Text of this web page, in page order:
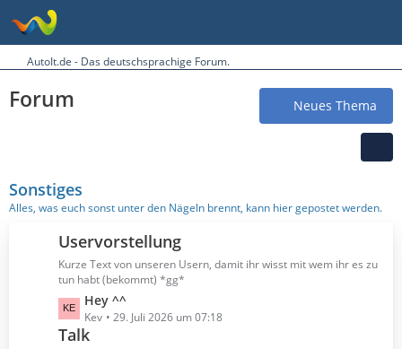
AutoIt.de - Das deutschsprachige Forum.
Forum Neues Thema
Sonstiges
Alles, was euch sonst unter den Nägeln brennt, kann hier gepostet werden.
Uservorstellung
Kurze Text von unseren Usern, damit ihr wisst mit wem ihr es zu
tun habt (bekommt) *gg*
L
e
t
Hey ^^
Kev 29. Juli 2026 um 07:18
Talk